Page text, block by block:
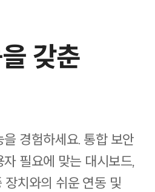
갖춘
경험하세요. 통합 보안
필요에 맞는 대시보드,
치와의 쉬운 연동 및